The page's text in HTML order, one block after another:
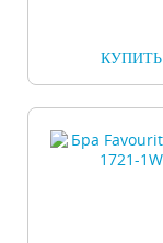
КУПИТЬ